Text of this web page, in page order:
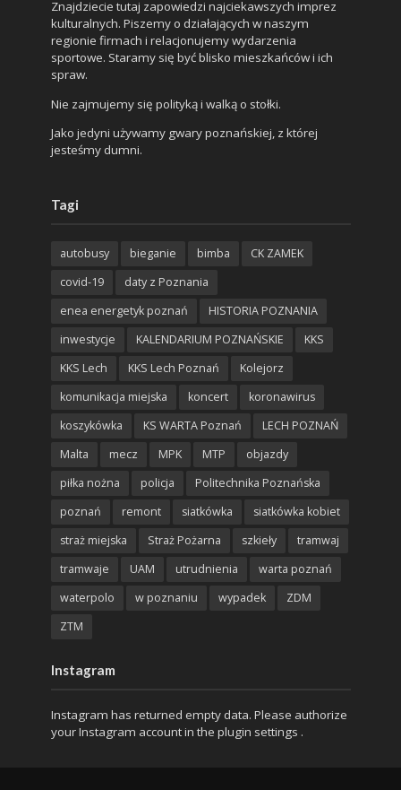
Znajdziecie tutaj zapowiedzi najciekawszych imprez
kulturalnych. Piszemy o działających w naszym
regionie firmach i relacjonujemy wydarzenia
sportowe. Staramy się być blisko mieszkańców i ich
spraw.
Nie zajmujemy się polityką i walką o stołki.
Jako jedyni używamy gwary poznańskiej, z której
jesteśmy dumni.
Tagi
autobusy bieganie bimba
CK ZAMEK
covid-19
daty z Poznania
enea energetyk poznań
HISTORIA POZNANIA
inwestycje
KALENDARIUM POZNAŃSKIE
KKS
KKS Lech
KKS Lech Poznań
Kolejorz
komunikacja miejska
koncert
koronawirus
koszykówka
KS WARTA Poznań
LECH POZNAŃ
Malta
mecz MPK MTP
objazdy
piłka nożna
policja
Politechnika Poznańska
poznań
remont siatkówka
siatkówka kobiet
straż miejska
Straż Pożarna szkieły
tramwaj
tramwaje
UAM utrudnienia
warta poznań
waterpolo
w poznaniu wypadek
ZDM
ZTM
Instagram
Instagram has returned empty data. Please authorize
your Instagram account in the plugin settings .